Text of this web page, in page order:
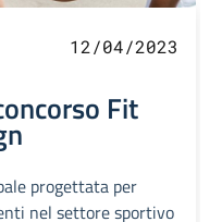
12/04/2023
Fit
progettata per
nel settore sportivo